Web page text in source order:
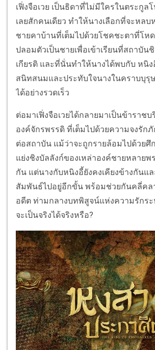
เฟิ่งจือเวย เป็นธิดาที่ไม่มีใครในตระกูล
เลยสักคนเดียว ทำให้นางเลือกที่จะหล
ชายคาบ้านที่เต็มไปด้วยโชคชะตาที่โห
ปลอมตัวเป็นชายเพื่อเข้าเรียนที่สถาบัน
เกียรติ และที่นั่นทำให้นางได้พบกับ หนิ
สนิทสนมและประทับใจนางในคราบบุรุษ
ได้อย่างรวดเร็ว
ต่อมาเฟิ่งจือเวยได้กลายมาเป็นข้าราช
องค์จักรพรรดิ ที่เต็มไปด้วยความจงรัก
ต่อสถาบัน แม้ว่าจะถูกรายล้อมไปด้วยศึ
แย่งชิงบัลลังก์ของเหล่าองค์ชายหลายพ
กัน แต่นางกับหนิงอี้ยังคงเคียงข้างกันแ
สัมพันธ์ไปอยู่อีกขั้น พร้อมช่วยกันคลี่คล
อดีต ท่ามกลางบทพิสูจน์แห่งความรักระ
จะเป็นจริงได้จริงหรือ?